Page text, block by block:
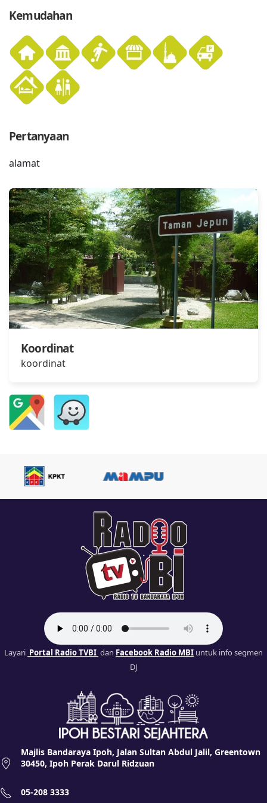
Kemudahan
Pertanyaan
alamat
Koordinat
koordinat
Layari Portal Radio TVBI dan Facebook Radio MBI untuk info segmen
DJ
Majlis Bandaraya Ipoh, Jalan Sultan Abdul Jalil, Greentown
30450, Ipoh Perak Darul Ridzuan
05-208 3333